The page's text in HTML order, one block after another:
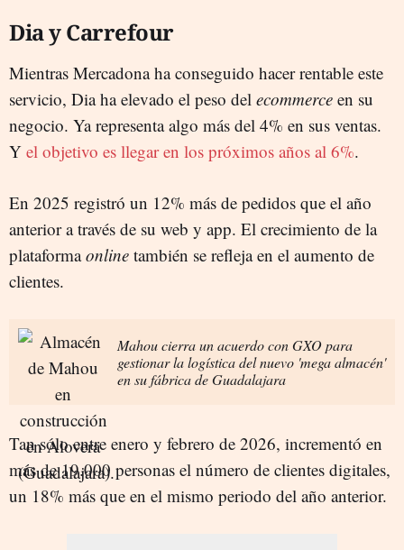
Dia y Carrefour
Mientras Mercadona ha conseguido hacer rentable este
servicio, Dia ha elevado el peso del ecommerce en su
negocio. Ya representa algo más del 4% en sus ventas.
Y el objetivo es llegar en los próximos años al 6%.
En 2025 registró un 12% más de pedidos que el año
anterior a través de su web y app. El crecimiento de la
plataformaonline también se refleja en el aumento de
clientes.
Mahou cierra un acuerdo con GXO para
gestionar la logística del nuevo 'mega almacén'
en su fábrica de Guadalajara
Tan sólo entre enero y febrero de 2026, incrementó en
más de 19.000 personas el número de clientes digitales,
un 18% más que en el mismo periodo del año anterior.